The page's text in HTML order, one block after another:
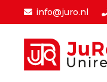
info@juro.nl